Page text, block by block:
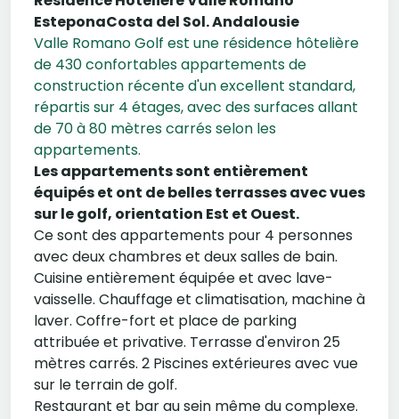
EsteponaCosta del Sol. Andalousie
Valle Romano Golf est une résidence hôtelière
de 430 confortables appartements de
construction récente d'un excellent standard,
répartis sur 4 étages, avec des surfaces allant
de 70 à 80 mètres carrés selon les
appartements.
Les appartements sont entièrement
équipés et ont de belles terrasses avec vues
sur le golf, orientation Est et Ouest.
Ce sont des appartements pour 4 personnes
avec deux chambres et deux salles de bain.
Cuisine entièrement équipée et avec lave-
vaisselle. Chauffage et climatisation, machine à
laver. Coffre-fort et place de parking
attribuée et privative. Terrasse d'environ 25
mètres carrés. 2 Piscines extérieures avec vue
sur le terrain de golf.
Restaurant et bar au sein même du complexe.